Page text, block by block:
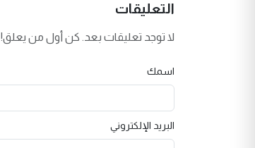
التعليقات
لا توجد تعليقات بعد. كن أول من يعلق!
اسمك
البريد الإلكتروني